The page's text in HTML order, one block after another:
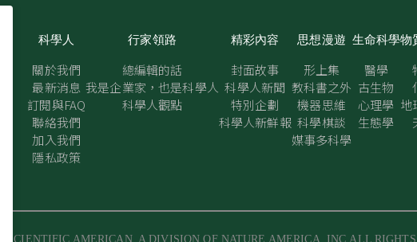
科學人
關於我們
最新消息
訂閱與FAQ
聯絡我們
加入我們
隱私政策
行家領路
總編輯的話
我是企業家，也是科學人
科學人觀點
精彩內容
封面故事
科學人新聞
特別企劃
科學人新鮮報
思想漫遊
形上集
教科書之外
機器思維
科學棋談
媒事多科學
生命科學
醫學
古生物
心理學
生態學
物
地
© SCIENTIFIC AMERICAN, A DIVISION OF NATURE AMERICA, INC.ALL RIGHTS